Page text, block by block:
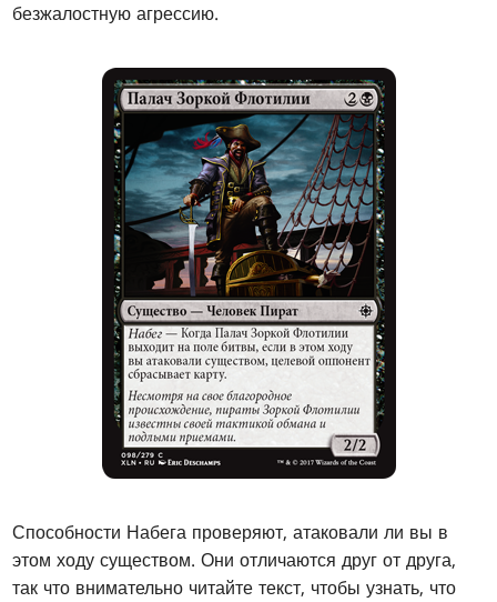
безжалостную агрессию.
Способности Набега проверяют, атаковали ли вы в
этом ходу существом. Они отличаются друг от друга,
так что внимательно читайте текст, чтобы узнать, что